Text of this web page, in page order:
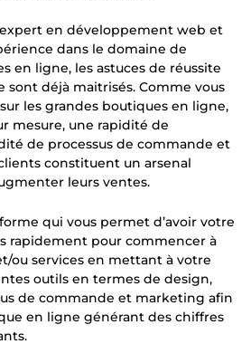
en développement web et
dans le domaine de
en ligne, les astuces de réussite
sont déjà maitrisés. Comme vous
les grandes boutiques en ligne,
mesure, une rapidité de
de processus de commande et
constituent un arsenal
leurs ventes.
qui vous permet d’avoir votre
rapidement pour commencer à
ou services en mettant à votre
outils en termes de design,
de commande et marketing afin
en ligne générant des chiffres